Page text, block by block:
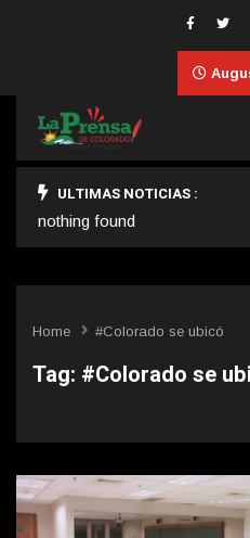
ULTIMAS NOTICIAS :
nothing found
Home #Colorado se ubicó
Tag: #Colorado se